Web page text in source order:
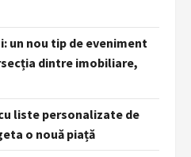
un nou tip de eveniment
dintre imobiliare,
liste personalizate de
o nouă piață